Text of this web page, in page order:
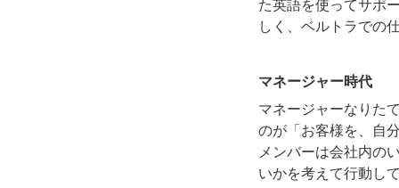
しく、ベルトラでの
マネージャー時代
マネージャーなりた
のが「お客様を、自
メンバーは会社内の
いかを考えて行動し